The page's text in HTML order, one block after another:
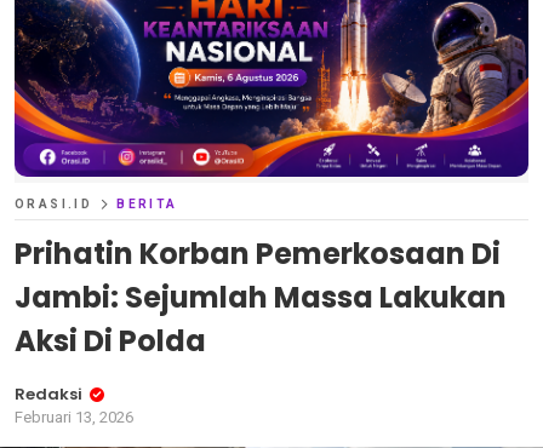
ORASI.ID BERITA
Prihatin Korban Pemerkosaan Di
Jambi: Sejumlah Massa Lakukan
Aksi Di Polda
Redaksi
Februari 13, 2026